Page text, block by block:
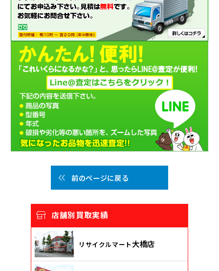
前のページに戻る
店舗別買取実績
リサイクルマート 大橋店